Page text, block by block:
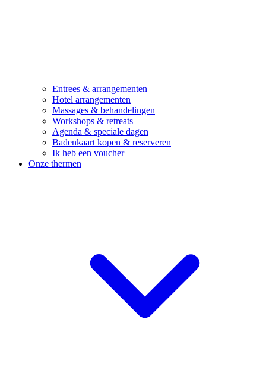
Entrees & arrangementen
Hotel arrangementen
Massages & behandelingen
Workshops & retreats
Agenda & speciale dagen
Badenkaart kopen & reserveren
Ik heb een voucher
Onze thermen